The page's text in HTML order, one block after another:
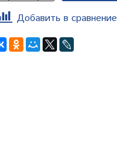
Добавить в сравнение